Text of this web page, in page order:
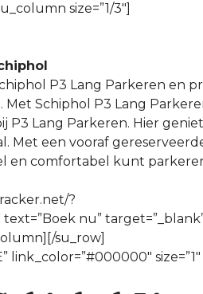
size=”1/3″]
P3 Lang Parkeren en
Schiphol P3 Lang
P3 Lang Parkeren. Hier
Met een vooraf
en comfortabel kunt
?
text=”Boek nu”
su_row]
link_color=”#000000″ size=”1″